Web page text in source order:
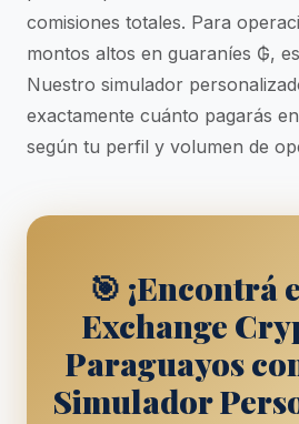
comisiones totales. Para
montos altos en guaraníes ₲,
Nuestro simulador
exactamente cuánto pagarás
según tu perfil y volumen de
🎯 ¡Encontrá
Exchange
Paraguayos
Simulador